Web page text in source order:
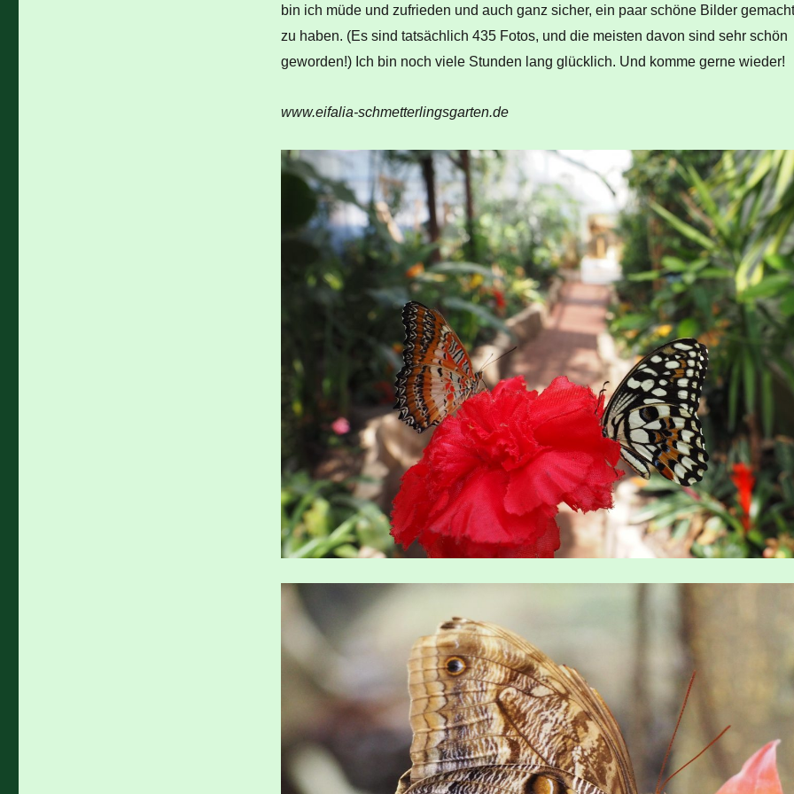
bin ich müde und zufrieden und auch ganz sicher, ein paar schöne Bilder gemacht
zu haben. (Es sind tatsächlich 435 Fotos, und die meisten davon sind sehr schön
geworden!) Ich bin noch viele Stunden lang glücklich. Und komme gerne wieder!
www.eifalia-schmetterlingsgarten.de